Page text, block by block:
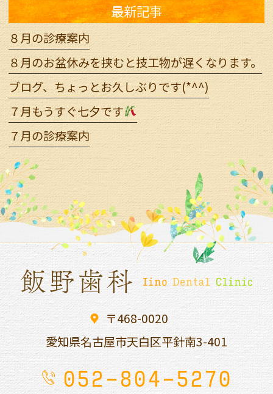
最新記事
８月の診療案内
８月のお盆休みを挟むと技工物が遅くなります。
ブログ、ちょっとお久しぶりです(*^^)
７月もうすぐ七夕です
７月の診療案内
〒468-0020
愛知県名古屋市天白区平針南3-401
052-804-5270